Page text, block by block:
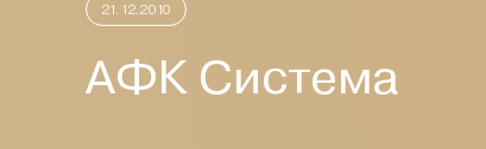
21.12.2010
АФК Система